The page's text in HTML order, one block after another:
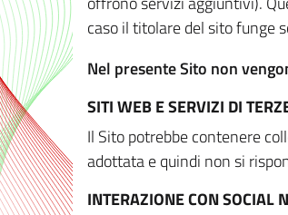
caso il titolare del sito funge
Nel presente Sito non
SITI WEB E SERVIZI DI
Il Sito potrebbe contenere
adottata e quindi non si
INTERAZIONE CON SOCIAL